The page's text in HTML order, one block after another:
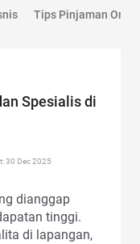
Tips Pinjaman
Spesialis di
30 Dec 2025
dianggap
tinggi.
di lapangan,